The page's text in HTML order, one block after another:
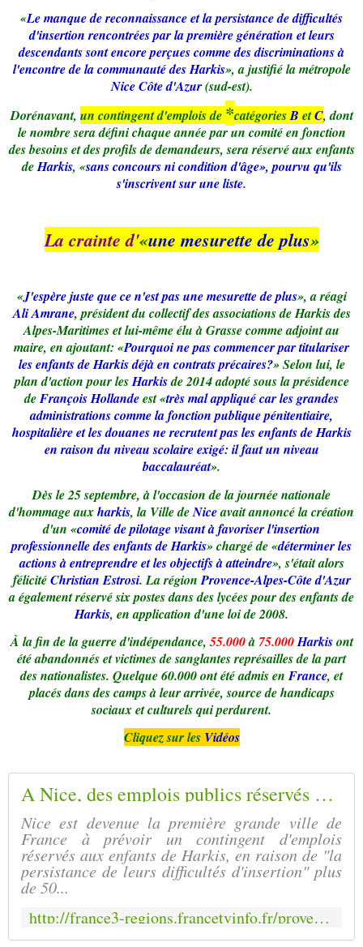
«Le manque de reconnaissance et la persistance de difficultés
d'insertion rencontrées par la première génération et leurs
descendants sont encore perçues comme des discriminations à
l'encontre de la communauté des Harkis», a justifié la métropole
Nice Côte d'Azur(sud-est).
Dorénavant, un contingent d'emplois de*catégoriesB etC, dont
le nombre sera défini chaque année par un comité en fonction
des besoins et des profils de demandeurs, sera réservé aux enfants
deHarkis, «sans concours ni condition d'âge», pourvu qu'ils
s'inscrivent sur une liste.
La crainte d'«une mesurette de plus»
«J'espère juste que ce n'est pas une mesurette de plus», a réagi
Ali Amrane, président du collectif des associations de Harkis des
Alpes-Maritimes et lui-même élu à Grasse comme adjoint au
maire, en ajoutant: «Pourquoi ne pas commencer par titulariser
les enfants de Harkis déjà en contrats précaires?» Selon lui, le
plan d'action pour lesHarkisde 2014 adopté sous la présidence
deFrançois Hollandeest «très mal appliqué car les grandes
administrations comme la fonction publique pénitentiaire,
hospitalière et les douanes ne recrutent pas les enfants de Harkis
en raison du niveau scolaire exigé: il faut un niveau
baccalauréat».
Dès le 25 septembre, à l'occasion de la journée nationale
d'hommage auxharkis, la Ville deNiceavait annoncé la création
d'un «comité de pilotage visant à favoriser l'insertion
professionnelle des enfants de Harkis» chargé de «déterminer les
actions à entreprendre et les objectifs à atteindre», s'était alors
félicitéChristian Estrosi. La régionProvence-Alpes-Côte d'Azur
a également réservé six postes dans des lycées pour des enfants de
Harkis, en application d'une loi de 2008.
À la fin de la guerre d'indépendance, 55.000à 75.000Harkisont
été abandonnés et victimes de sanglantes représailles de la part
des nationalistes. Quelque 60.000 ont été admis enFrance, et
placés dans des camps à leur arrivée, source de handicaps
sociaux et culturels qui perdurent.
Cliquez sur les Vidéos
A Nice, des emplois publics réservés aux enfants de Harkis
Nice est devenue la première grande ville de
France à prévoir un contingent d'emplois
réservés aux enfants de Harkis, en raison de "la
persistance de leurs difficultés d'insertion" plus
de 50...
http://france3-regions.francetvinfo.fr/provence-alpes-cote-d-azur/alpes-maritimes/nice/nice-emplois-publics-reserves-aux-enfants-harkis-1343685.html